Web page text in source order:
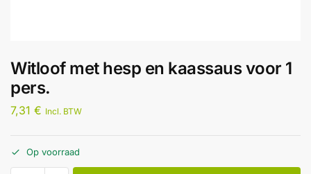
Witloof met hesp en kaassaus voor 1
pers.
7,31 € Incl. BTW
Op voorraad